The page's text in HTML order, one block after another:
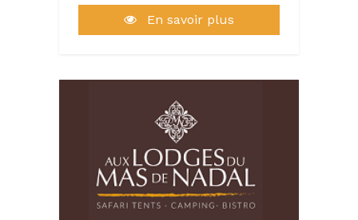
une cuisine simple et
authentique aux clients du
Nous travaillons dans un esprit
familial et convivial.
En savoir plus